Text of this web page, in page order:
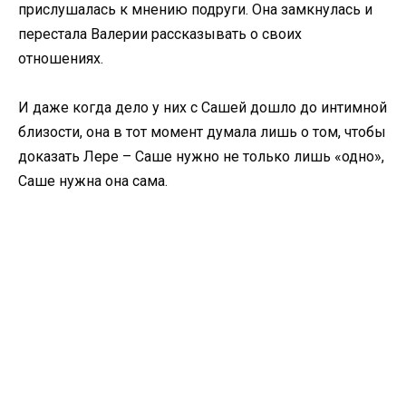
прислушалась к мнению подруги. Она замкнулась и
перестала Валерии рассказывать о своих
отношениях.
И даже когда дело у них с Сашей дошло до интимной
близости, она в тот момент думала лишь о том, чтобы
доказать Лере – Саше нужно не только лишь «одно»,
Саше нужна она сама.